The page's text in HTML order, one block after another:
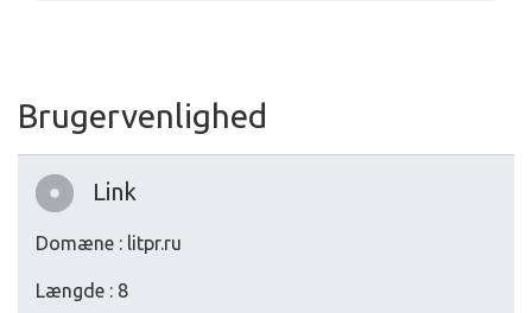
Brugervenlighed
Link
Domæne : litpr.ru
Længde : 8